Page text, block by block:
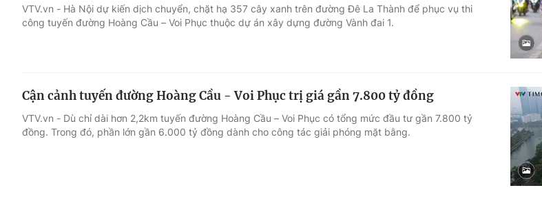
VTV.vn - Hà Nội dự kiến dịch chuyển, chặt hạ 357 cây xanh trên đường Đê La Thành để phục vụ thi
công tuyến đường Hoàng Cầu – Voi Phục thuộc dự án xây dựng đường Vành đai 1.
Cận cảnh tuyến đường Hoàng Cầu - Voi Phục trị giá gần 7.800 tỷ đồng
VTV.vn - Dù chỉ dài hơn 2,2km tuyến đường Hoàng Cầu – Voi Phục có tổng mức đầu tư gần 7.800 tỷ
đồng. Trong đó, phần lớn gần 6.000 tỷ đồng dành cho công tác giải phóng mặt bằng.